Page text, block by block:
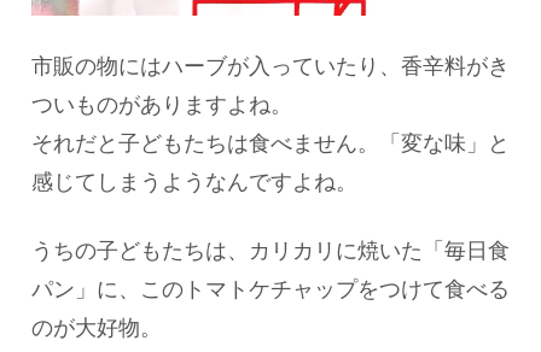
市販の物にはハーブが入っていたり、香辛料がき
ついものがありますよね。
それだと子どもたちは食べません。「変な味」と
感じてしまうようなんですよね。
うちの子どもたちは、カリカリに焼いた「毎日食
パン」に、このトマトケチャップをつけて食べる
のが大好物。